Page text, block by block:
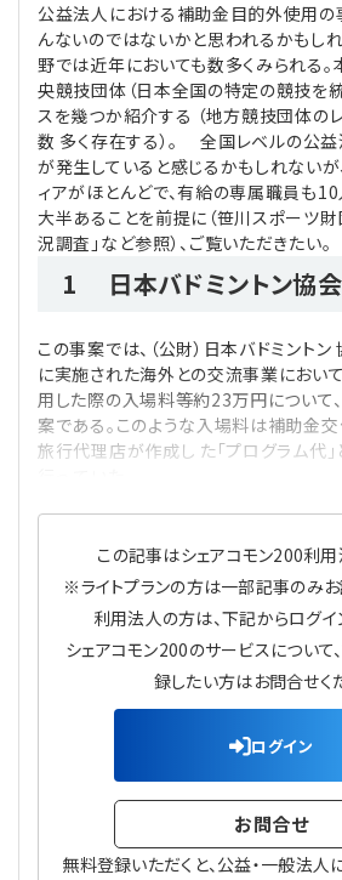
公益法人における補助金目的外使用の
んないのではないかと思われるかもし
野では近年においても数多くみられる。
央競技団体（日本全国の特定の競技を
スを幾つか紹介する （地方競技団体の
数 多く存在する）。 全国レベルの公
が発生していると感じるかもしれない
ィアがほとんどで、有給の専属職員も
大半あることを前提に（笹川スポーツ
況調査」など参照）、ご覧いただきたい。
1 日本バドミントン協会
この事案では、（公財）日本バドミント
に実施された海外との交流事業におい
用した際の入場料等約23万円について
案である。このような入場料は補助金
旅行代理店が作成し た「プログラム代
この記事はシェアコモン200利用
※ライトプランの方は一部記事のみお
利用法人の方は、下記からログイ
シェアコモン200のサービスについて
録したい方はお問合せく
ログイン
お問合せ
無料登録いただくと、公益・一般法